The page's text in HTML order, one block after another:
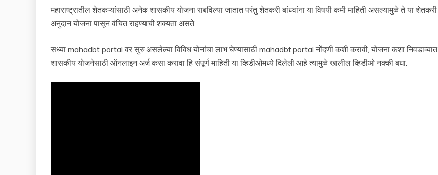
महाराष्ट्रातील शेतकऱ्यांसाठी अनेक शासकीय योजना राबविल्या जातात परंतु शेतकरी बांधवांना या विषयी कमी माहिती असल्यामुळे ते या शेतकरी
अनुदान योजना पासून वंचित राहण्याची शक्यता असते.
सध्या mahadbt portal वर सुरु असलेल्या विविध योनांचा लाभ घेण्यासाठी mahadbt portal नोंदणी कशी करावी, योजना कशा निवडाव्यात,
शासकीय योजनेसाठी ऑनलाइन अर्ज कसा करावा हि संपूर्ण माहिती या व्हिडीओमध्ये दिलेली आहे त्यामुळे खालील व्हिडीओ नक्की बघा.